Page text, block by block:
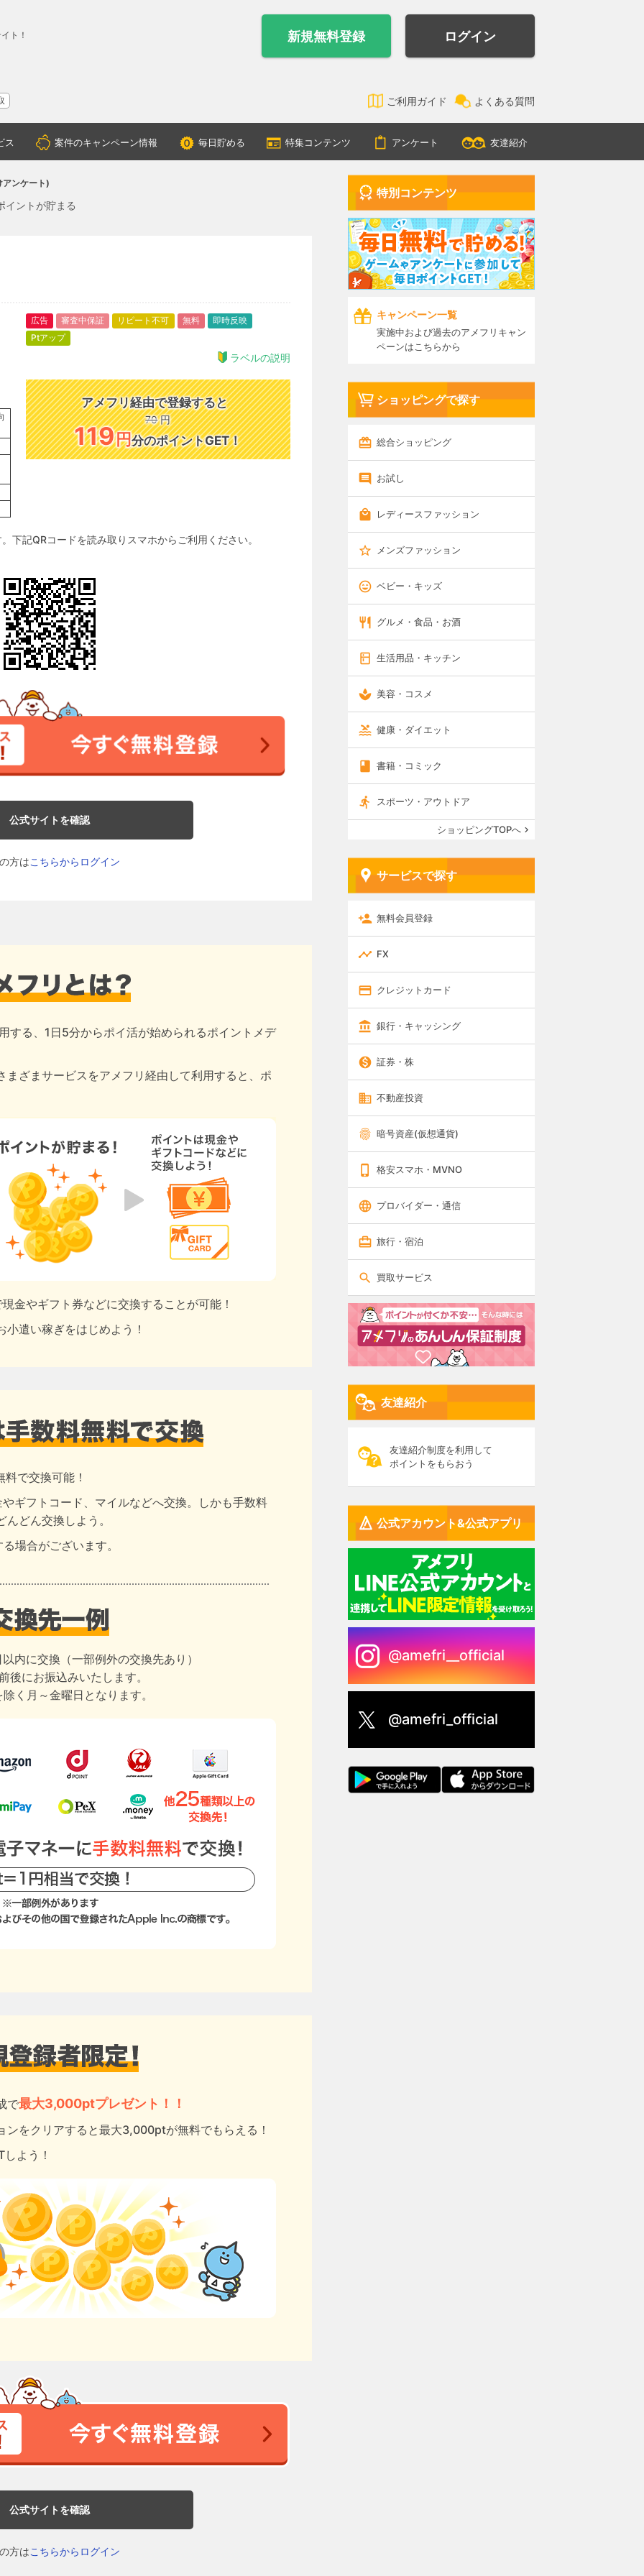
ト！ 新規無料登録 ログイン
ご利用ガイド よくある質問
ス 案件のキャンペーン情報 毎日貯める 特集コンテンツ アンケート 友達紹介
アンケート)
イントが貯まる
広告 審査中保証 リピート不可 無料
即時反映
Ptアップ
ラベルの説明
アメフリ経由で登録すると
70 円
119円分のポイントGET！
下記QRコードを読み取りスマホからご利用ください。
公式サイトを確認
方はこちらからログイン
する、1日5分からポイ活が始められるポイントメデ
まざまサービスをアメフリ経由して利用すると、ポ
金やギフト券などに交換することが可能！
遣い稼ぎをはじめよう！
で交換可能！
ギフトコード、マイルなどへ交換。しかも手数料
どん交換しよう。
場合がございます。
内に交換（一部例外の交換先あり）
にお振込みいたします。
く月～金曜日となります。
で最大3,000ptプレゼント！！
ンをクリアすると最大3,000ptが無料でもらえる！
よう！
公式サイトを確認
方はこちらからログイン
特別コンテンツ
キャンペーン一覧
実施中および過去のアメフリキャン
ペーンはこちらから
ショッピングで探す
総合ショッピング
お試し
レディースファッション
メンズファッション
ベビー・キッズ
グルメ・食品・お酒
生活用品・キッチン
美容・コスメ
健康・ダイエット
書籍・コミック
スポーツ・アウトドア
ショッピングTOPへ
サービスで探す
無料会員登録
FX
クレジットカード
銀行・キャッシング
証券・株
不動産投資
暗号資産(仮想通貨)
格安スマホ・MVNO
プロバイダー・通信
旅行・宿泊
買取サービス
友達紹介
友達紹介制度を利用して
ポイントをもらおう
公式アカウント&公式アプリ
@amefri__official
@amefri_official